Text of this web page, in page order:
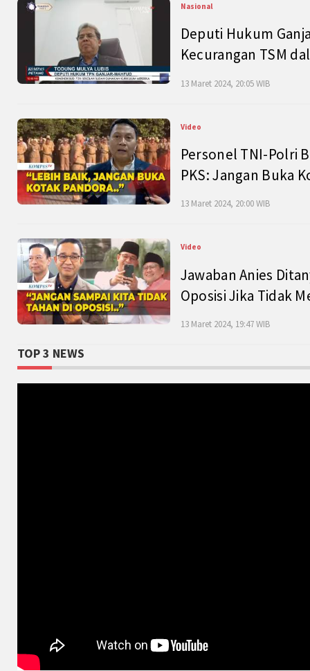
Nasional
Deputi Hukum
Kecurangan TSM
13 Maret 2024, 20:05 WIB
Video
Personel TNI-Polri
PKS: Jangan Buka
13 Maret 2024, 20:00 WIB
Video
Jawaban Anies
Oposisi Jika Tidak
13 Maret 2024, 19:47 WIB
TOP 3 NEWS